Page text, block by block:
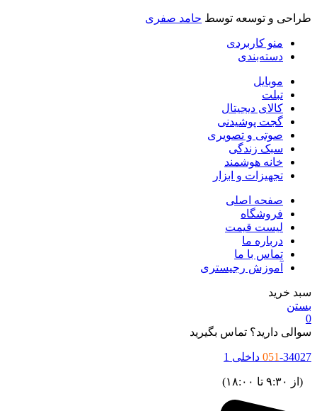
طراحی و توسعه توسط حامد صفری
منو کاربردی
دسته‌بندی
موبایل
تبلت
کالای دیجیتال
گجت پوشیدنی
صوتی و تصویری
سبک زندگی
خانه هوشمند
تجهیزات و ابزار
صفحه اصلی
فروشگاه
لیست قیمت
درباره ما
تماس با ما
آموزش رجیستری
سبد خرید
بستن
0
سوالی دارید؟ تماس بگیرید
051-34027 داخلی 1
(از ۹:۳۰ تا ۱۸:۰۰)